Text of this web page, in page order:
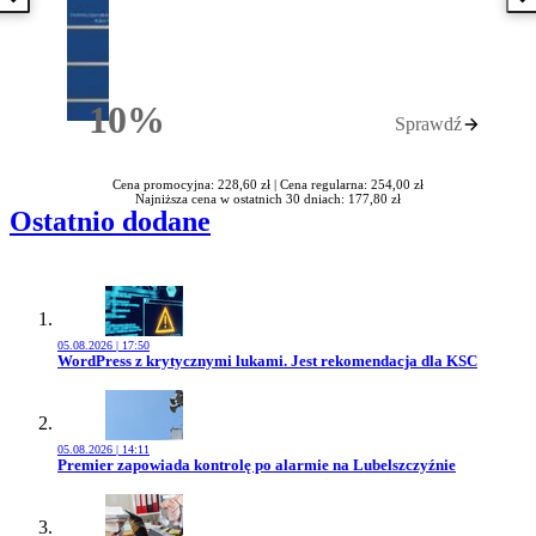
10%Rabatu Sprawdź
Cena promocyjna: 228,60 zł | Cena regularna: 254,00 zł
Najniższa cena w ostatnich 30 dniach: 177,80 zł
Ostatnio dodane
05.08.2026 | 17:50
Przejdź do artykułu:
WordPress z krytycznymi lukami. Jest rekomendacja dla KSC
05.08.2026 | 14:11
Przejdź do artykułu:
Premier zapowiada kontrolę po alarmie na Lubelszczyźnie